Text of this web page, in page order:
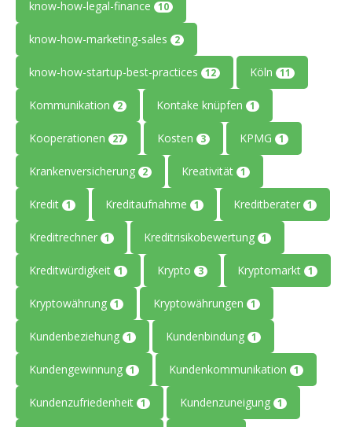
know-how-legal-finance 10
know-how-marketing-sales 2
know-how-startup-best-practices 12 Köln 11
Kommunikation 2 Kontake knüpfen 1
Kooperationen 27 Kosten 3 KPMG 1
Krankenversicherung 2 Kreativität 1
Kredit 1 Kreditaufnahme 1 Kreditberater 1
Kreditrechner 1 Kreditrisikobewertung 1
Kreditwürdigkeit 1 Krypto 3 Kryptomarkt 1
Kryptowährung 1 Kryptowährungen 1
Kundenbeziehung 1 Kundenbindung 1
Kundengewinnung 1 Kundenkommunikation 1
Kundenzufriedenheit 1 Kundenzuneigung 1